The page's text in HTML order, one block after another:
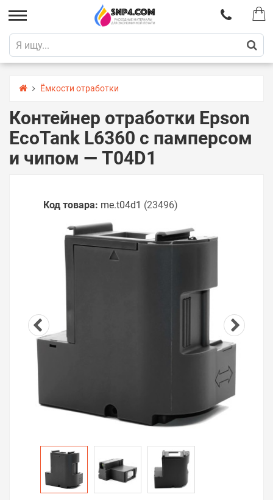
Ёмкости отработки
Контейнер отработки Epson
EcoTank L6360 с памперсом
и чипом — T04D1
Код товара: me.t04d1 (23496)